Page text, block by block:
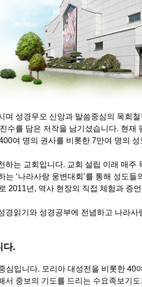
성경무오 신앙과 말씀중심의 목회
수를 담은 저작을 남기셨습니다. 현재
여 명의 권사를 비롯한 7만여 명의
는 교회입니다. 교회 설립 이래 매주
‘나라사랑 웅변대회’를 통해 성도
2011년, 역사 현장의 직접 체험과 증
읽기와 성경공부에 전념하고 나라
다.
입니다. 모리아 대성전을 비롯한 40
중보의 기도를 드리는 수요족보기